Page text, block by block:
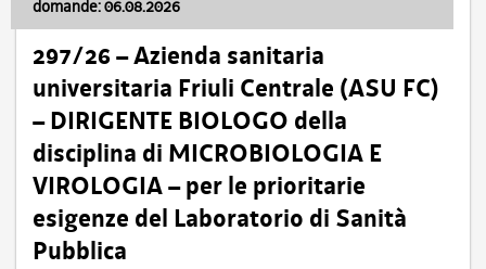
domande: 06.08.2026
297/26 – Azienda sanitaria
universitaria Friuli Centrale (ASU FC)
– DIRIGENTE BIOLOGO della
disciplina di MICROBIOLOGIA E
VIROLOGIA – per le prioritarie
esigenze del Laboratorio di Sanità
Pubblica